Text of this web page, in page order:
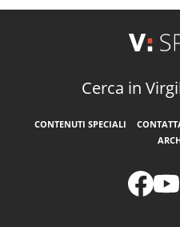
Cerca in
CONTENUTI SPECIALI